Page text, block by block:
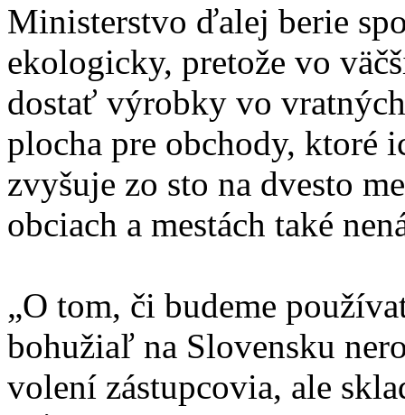
Ministerstvo ďalej berie
ekologicky, pretože vo
dostať výrobky vo
plocha pre obchody, ktoré
zvyšuje zo sto na dvesto
obciach a mestách také
„O tom, či budeme
bohužiaľ na Slovensku
volení zástupcovia, ale